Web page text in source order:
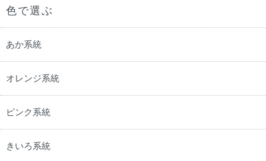
色で選ぶ
あか系統
オレンジ系統
ピンク系統
きいろ系統